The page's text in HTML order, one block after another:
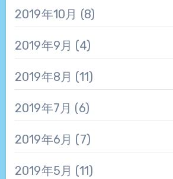
2019年10月 (8)
2019年9月 (4)
2019年8月 (11)
2019年7月 (6)
2019年6月 (7)
2019年5月 (11)